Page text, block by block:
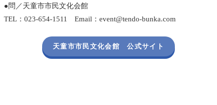
●問／天童市市民文化会館
TEL：023-654-1511 Email：event@tendo-bunka.com
天童市市民文化会館 公式サイト